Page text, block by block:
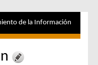
de la Información